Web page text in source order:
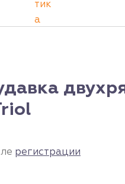
регистрации